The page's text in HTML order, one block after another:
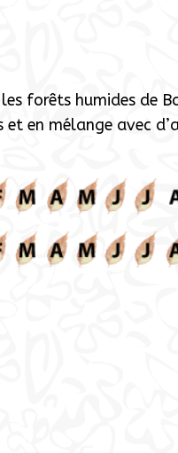
forêts humides de
en mélange avec